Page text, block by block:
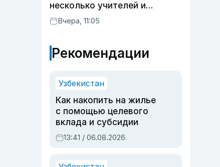
несколько учителей и
учащихся
Вчера, 11:05
Рекомендации
Узбекистан
Как накопить на жилье
с помощью целевого
вклада и субсидии
13:41 / 06.08.2026